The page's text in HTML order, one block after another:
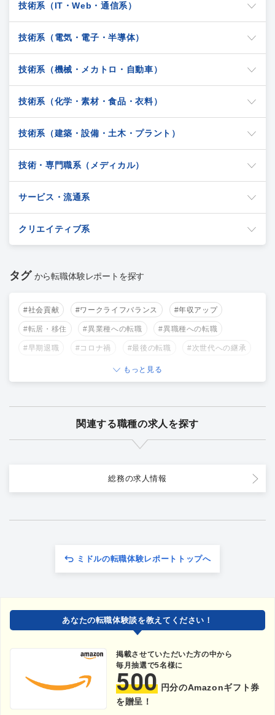
技術系（IT・Web・通信系）
技術系（電気・電子・半導体）
技術系（機械・メカトロ・自動車）
技術系（化学・素材・食品・衣料）
技術系（建築・設備・土木・プラント）
技術・専門職系（メディカル）
サービス・流通系
クリエイティブ系
タグ から転職体験レポートを探す
#社会貢献 #ワークライフバランス #年収アップ
#転居・移住 #異業種への転職 #異職種への転職
#早期退職 #コロナ禍 #最後の転職 #次世代への継承
もっと見る
関連する職種の求人を探す
総務の求人情報
ミドルの転職体験レポートトップへ
あなたの転職体験談を教えてください！
掲載させていただいた方の中から
毎月抽選で5名様に
500 円分のAmazonギフト券
を贈呈！